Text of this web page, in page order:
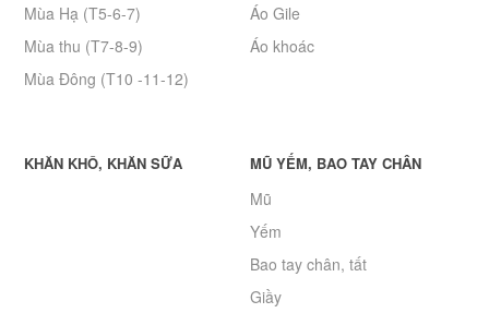
Mùa Hạ (T5-6-7)
Mùa thu (T7-8-9)
Mùa Đông (T10 -11-12)
Áo Gile
Áo khoác
KHĂN KHÔ, KHĂN SỮA MŨ YẾM, BAO TAY CHÂN
Mũ
Yếm
Bao tay chân, tất
Giầy